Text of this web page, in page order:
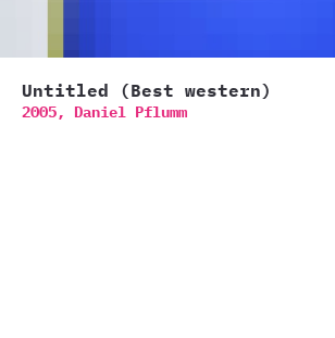
Untitled (Best western)
2005, Daniel Pflumm